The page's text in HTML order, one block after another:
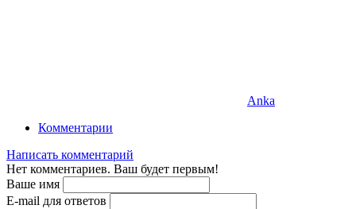
Anka
Комментарии
Написать комментарий
Нет комментариев. Ваш будет первым!
Ваше имя
E-mail для ответов